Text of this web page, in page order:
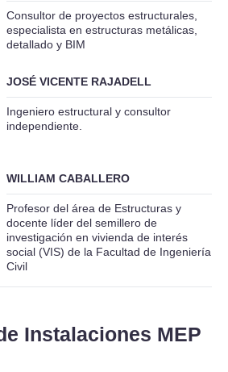
Consultor de proyectos estructurales,
especialista en estructuras metálicas,
detallado y BIM
JOSÉ VICENTE RAJADELL
Ingeniero estructural y consultor
independiente.
WILLIAM CABALLERO
Profesor del área de Estructuras y
docente líder del semillero de
investigación en vivienda de interés
social (VIS) de la Facultad de Ingeniería
Civil
Instalaciones MEP